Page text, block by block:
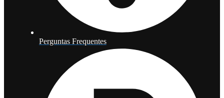
Perguntas Frequentes